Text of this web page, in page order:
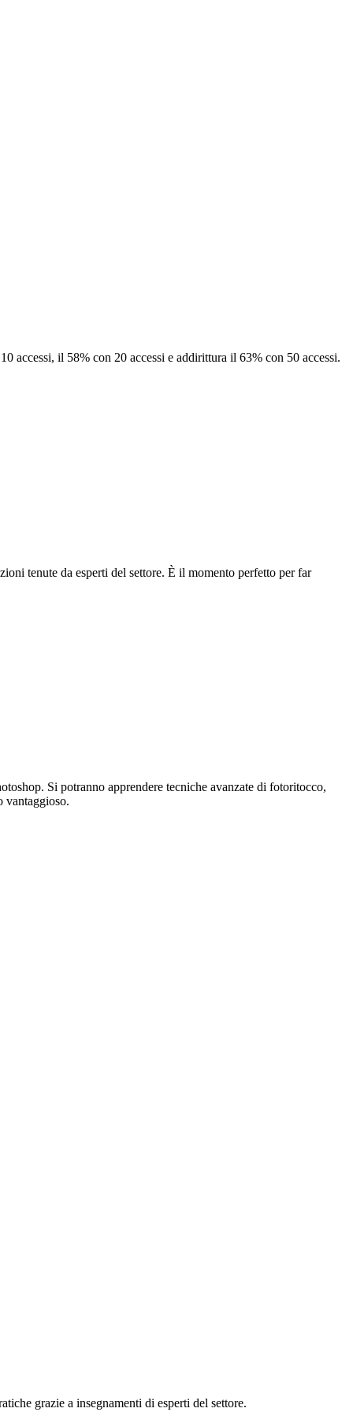
accessi, il 58% con 20 accessi e addirittura il 63% con 50 accessi.
tenute da esperti del settore. È il momento perfetto per far
Si potranno apprendere tecniche avanzate di fotoritocco,
vantaggioso.
grazie a insegnamenti di esperti del settore.